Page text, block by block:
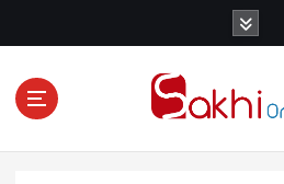
Online News Portal